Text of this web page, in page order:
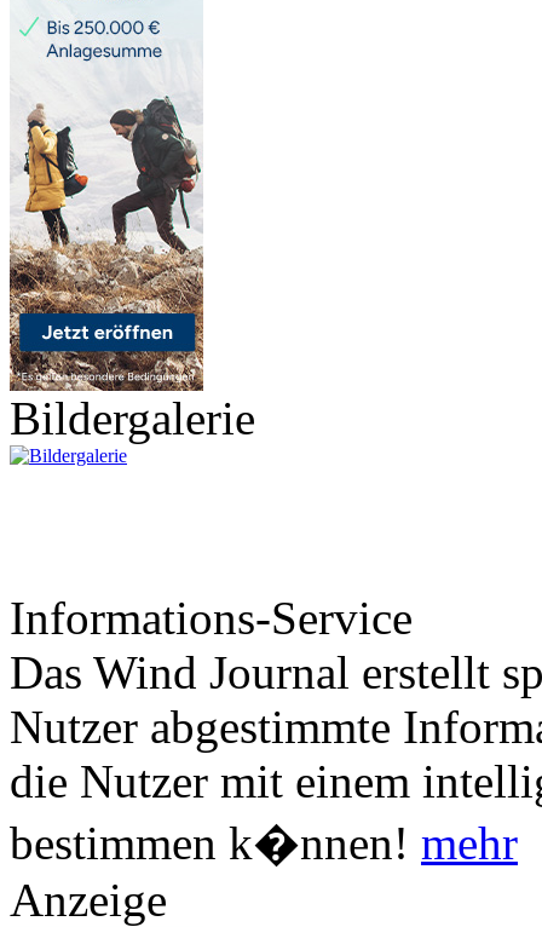
Bildergalerie
Informations-Service
Das Wind Journal erstellt
Nutzer abgestimmte
die Nutzer mit einem
bestimmen k�nnen! mehr
Anzeige